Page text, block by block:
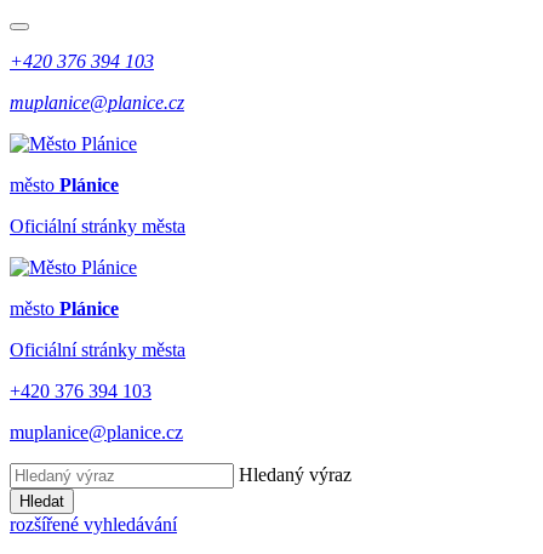
+420 376 394 103
muplanice@planice.cz
město Plánice
Oficiální stránky města
město Plánice
Oficiální stránky města
+420 376 394 103
muplanice@planice.cz
Hledaný výraz
Hledat
rozšířené vyhledávání